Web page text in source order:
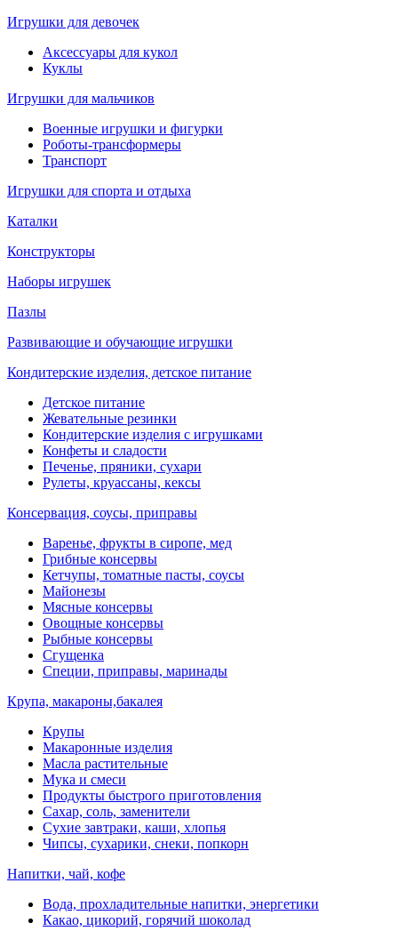
Игрушки для девочек
Аксессуары для кукол
Куклы
Игрушки для мальчиков
Военные игрушки и фигурки
Роботы-трансформеры
Транспорт
Игрушки для спорта и отдыха
Каталки
Конструкторы
Наборы игрушек
Пазлы
Развивающие и обучающие игрушки
Кондитерские изделия, детское питание
Детское питание
Жевательные резинки
Кондитерские изделия с игрушками
Конфеты и сладости
Печенье, пряники, сухари
Рулеты, круассаны, кексы
Консервация, соусы, приправы
Варенье, фрукты в сиропе, мед
Грибные консервы
Кетчупы, томатные пасты, соусы
Майонезы
Мясные консервы
Овощные консервы
Рыбные консервы
Сгущенка
Специи, приправы, маринады
Крупа, макароны,бакалея
Крупы
Макаронные изделия
Масла растительные
Мука и смеси
Продукты быстрого приготовления
Сахар, соль, заменители
Сухие завтраки, каши, хлопья
Чипсы, сухарики, снеки, попкорн
Напитки, чай, кофе
Вода, прохладительные напитки, энергетики
Какао, цикорий, горячий шоколад